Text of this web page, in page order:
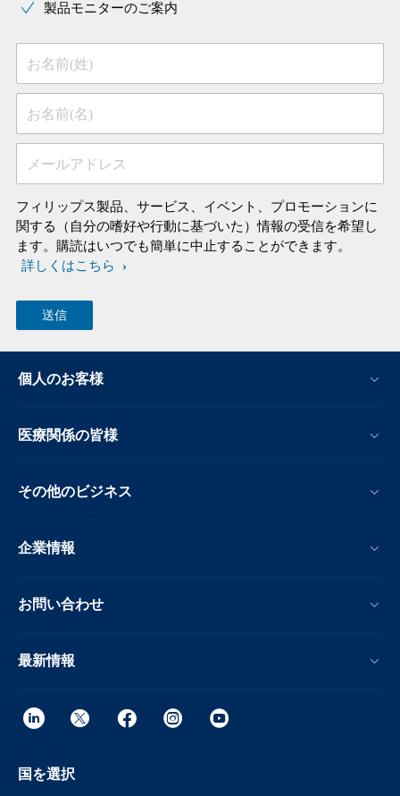
製品モニターのご案内
お名前(姓)
お名前(名)
メールアドレス
フィリップス製品、サービス、イベント、プロモーションに
関する（自分の嗜好や行動に基づいた）情報の受信を希望し
ます。購読はいつでも簡単に中止することができます。
詳しくはこちら
個人のお客様
医療関係の皆様
その他のビジネス
企業情報
お問い合わせ
最新情報
国を選択